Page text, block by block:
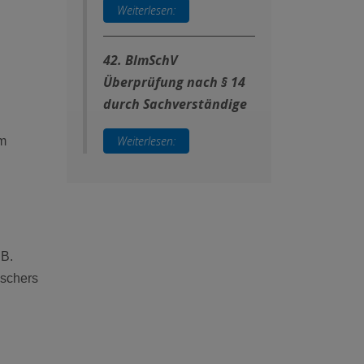
Weiterlesen:
42. BlmSchV
Überprüfung nach § 14
durch Sachverständige
Weiterlesen: